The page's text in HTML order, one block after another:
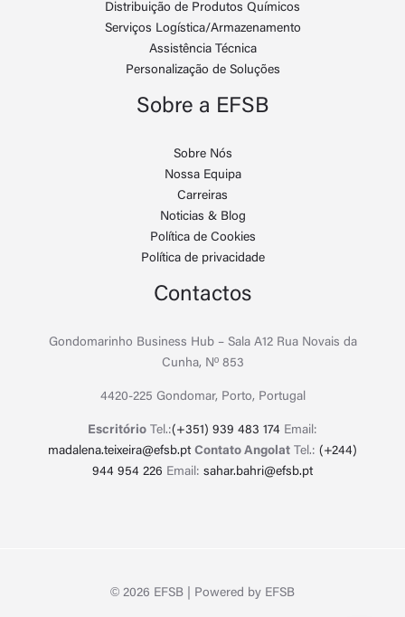
Distribuição de Produtos Químicos
Serviços Logística/Armazenamento
Assistência Técnica
Personalização de Soluções
Sobre a EFSB
Sobre Nós
Nossa Equipa
Carreiras
Noticias & Blog
Política de Cookies
Política de privacidade
Contactos
Gondomarinho Business Hub – Sala A12 Rua Novais da
Cunha, Nº 853
4420-225 Gondomar, Porto, Portugal
Escritório Tel.:(+351) 939 483 174 Email:
madalena.teixeira@efsb.pt Contato Angolat Tel.: (+244)
944 954 226 Email: sahar.bahri@efsb.pt
© 2026 EFSB | Powered by EFSB